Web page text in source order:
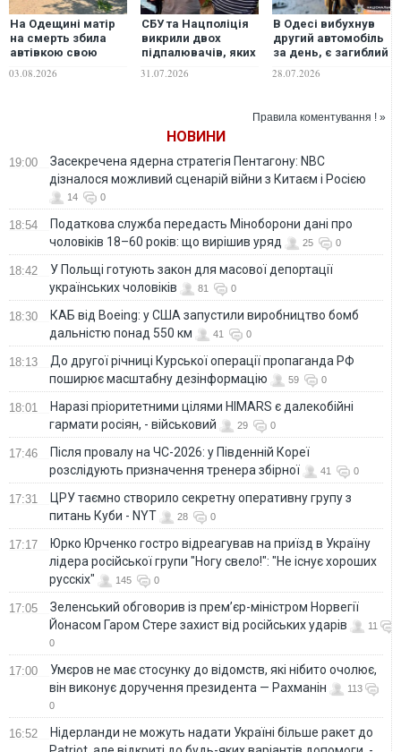
На Одещині матір
на смерть збила
автівкою свою
03.08.2026
СБУ та Нацполіція
викрили двох
підпалювачів, яких
завербували через
31.07.2026
В Одесі вибухнув
другий автомобіль
за день, є загиблий
28.07.2026
Правила коментування ! »
НОВИНИ
19:00
Засекречена ядерна стратегія Пентагону: NBC
дізналося можливий сценарій війни з Китаєм і Росією
14 0
18:54
Податкова служба передасть Міноборони дані про
чоловіків 18–60 років: що вирішив уряд
25 0
18:42
У Польщі готують закон для масової депортації
українських чоловіків
81 0
18:30
КАБ від Boeing: у США запустили виробництво бомб
дальністю понад 550 км
41 0
18:13
До другої річниці Курської операції пропаганда РФ
поширює масштабну дезінформацію
59 0
18:01
Наразі пріоритетними цілями HIMARS є далекобійні
гармати росіян, - військовий
29 0
17:46
Після провалу на ЧС-2026: у Південній Кореї
розслідують призначення тренера збірної
41 0
17:31
ЦРУ таємно створило секретну оперативну групу з
питань Куби - NYT
28 0
17:17
Юрко Юрченко гостро відреагував на приїзд в Україну
лідера російської групи "Ногу свело!": "Не існує хороших
русскіх"
145 0
17:05
Зеленський обговорив із прем’єр-міністром Норвегії
Йонасом Гаром Стере захист від російських ударів
11
0
17:00
Умєров не має стосунку до відомств, які нібито очолює,
він виконує доручення президента — Рахманін
113
0
16:52
Нідерланди не можуть надати Україні більше ракет до